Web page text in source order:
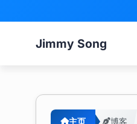
Jimmy Song
主页 博客